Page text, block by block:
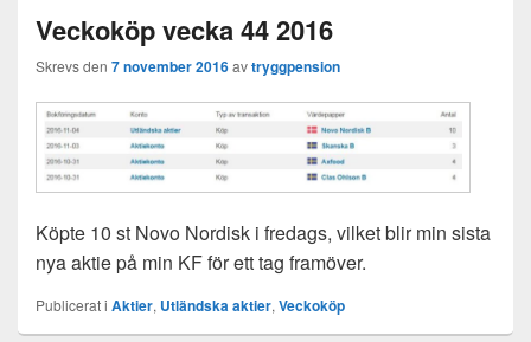
Veckoköp vecka 44 2016
Skrevs den 7 november 2016avtryggpension
Köpte 10 st Novo Nordisk i fredags, vilket blir min sista
nya aktie på min KF för ett tag framöver.
Publicerat i Aktier, Utländska aktier, Veckoköp